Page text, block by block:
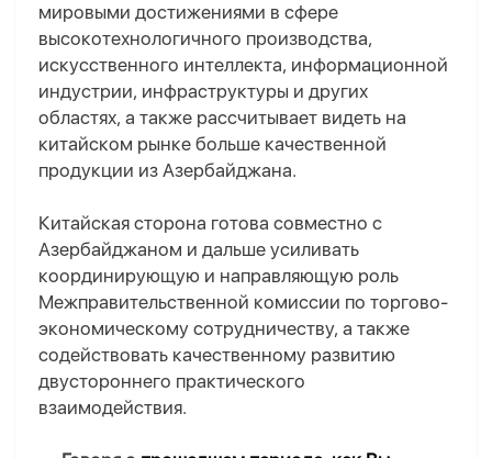
мировыми достижениями в сфере
высокотехнологичного производства,
искусственного интеллекта, информационной
индустрии, инфраструктуры и других
областях, а также рассчитывает видеть на
китайском рынке больше качественной
продукции из Азербайджана.
Китайская сторона готова совместно с
Азербайджаном и дальше усиливать
координирующую и направляющую роль
Межправительственной комиссии по торгово-
экономическому сотрудничеству, а также
содействовать качественному развитию
двустороннего практического
взаимодействия.